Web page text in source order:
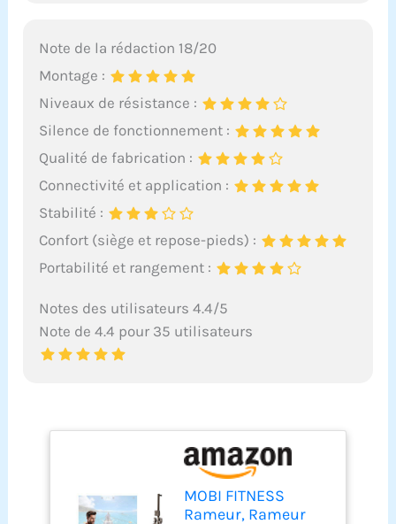
Note de la rédaction 18/20
Montage :
Niveaux de résistance :
Silence de fonctionnement :
Qualité de fabrication :
Connectivité et application :
Stabilité :
Confort (siège et repose-pieds) :
Portabilité et rangement :
Notes des utilisateurs 4.4/5
Note de 4.4 pour 35 utilisateurs
MOBI FITNESS
Rameur, Rameur